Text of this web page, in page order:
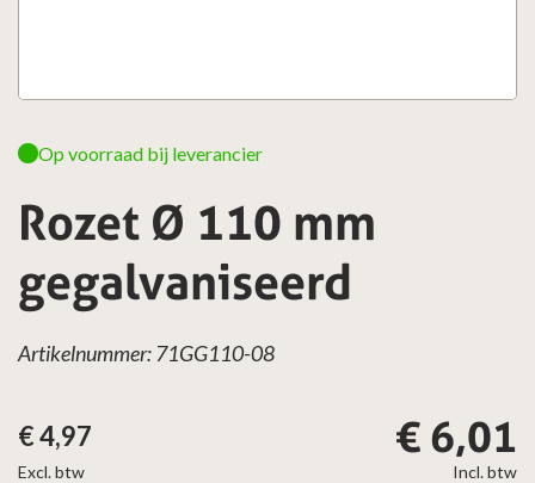
Rozet Ø 110 mm
gegalvaniseerd
Op voorraad bij leverancier
Incl. btw
€ 6,01
Excl. btw
€4,97
Artikelnummer: 71GG110-08